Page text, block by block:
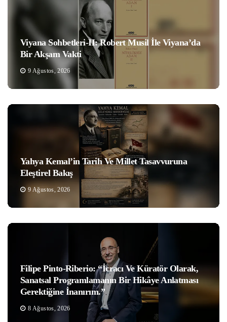
Viyana Sohbetleri-II: Robert Musil İle Viyana’da
Bir Akşam Vakti
9 Ağustos, 2026
Yahya Kemal’in Tarih Ve Millet Tasavvuruna
Eleştirel Bakış
9 Ağustos, 2026
Filipe Pinto-Riberio: “İcracı Ve Küratör Olarak,
Sanatsal Programlamanın Bir Hikâye Anlatması
Gerektiğine İnanırım.”
8 Ağustos, 2026